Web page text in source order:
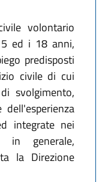
volontario
ed i 18 anni,
predisposti
civile di cui
svolgimento,
integrate nei
in generale,
la Direzione